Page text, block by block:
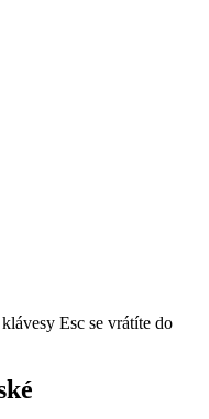
Esc se vrátíte do